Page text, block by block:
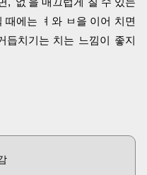
때에는 ㅕ와 ㅂ을 이어 치면
듭치기는 치는 느낌이 좋지